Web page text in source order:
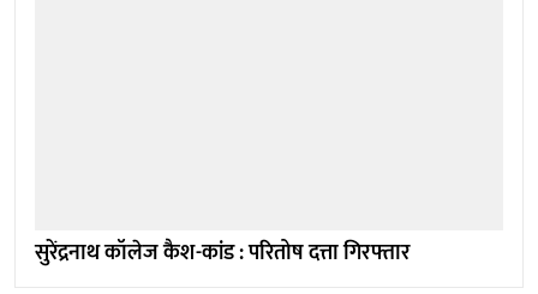
सुरेंद्रनाथ कॉलेज कैश-कांड : परितोष दत्ता गिरफ्तार